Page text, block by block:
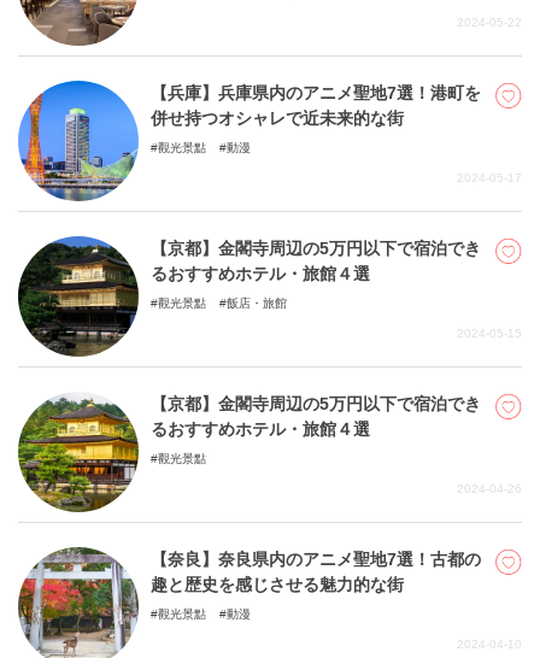
2024-05-22
【兵庫】兵庫県内のアニメ聖地7選！港町を
併せ持つオシャレで近未来的な街
觀光景點 動漫
2024-05-17
【京都】金閣寺周辺の5万円以下で宿泊でき
るおすすめホテル・旅館４選
觀光景點 飯店・旅館
2024-05-15
【京都】金閣寺周辺の5万円以下で宿泊でき
るおすすめホテル・旅館４選
觀光景點
2024-04-26
【奈良】奈良県内のアニメ聖地7選！古都の
趣と歴史を感じさせる魅力的な街
觀光景點 動漫
2024-04-10